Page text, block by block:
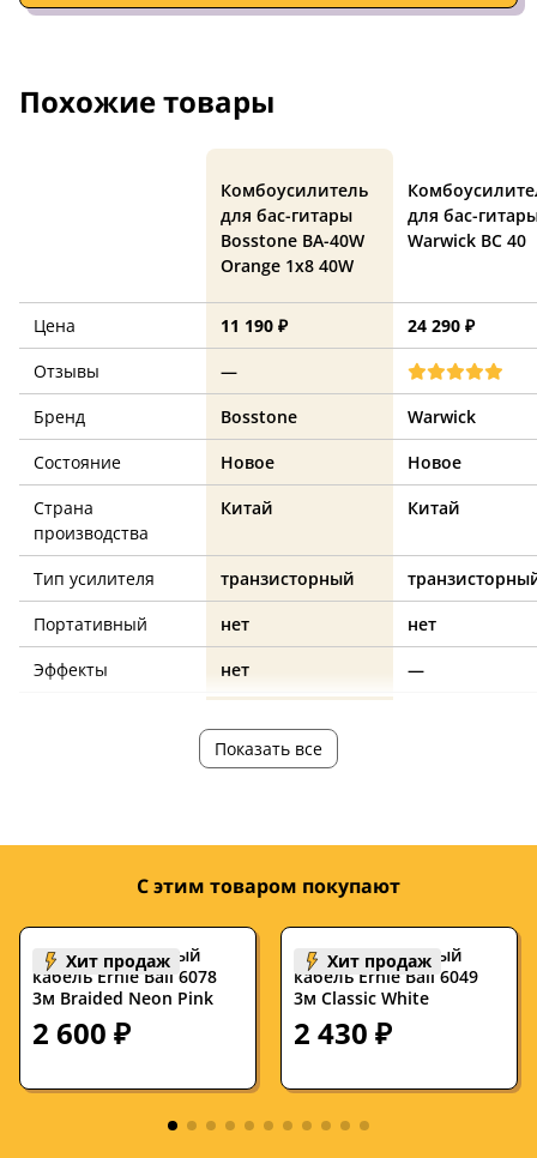
Похожие товары
Комбоусилитель
для бас-гитары
Bosstone BA-40W
Orange 1х8 40W
для бас-
Warwick BC 40
Цена 11 190 ₽
24 290 ₽
Отзывы
—
Бренд
Bosstone
Warwick
Состояние
Новое
Новое
Страна
производства
Китай Китай
Тип усилителя транзисторный
Портативный
нет
нет
Эффекты
нет
—
Диаметр
динамиков,
дюймов
8 2, 10
Цвет корпуса оранжевый
интерфейсы
3.5
Показать все
С этим товаром покупают
Хит продаж
Инструментальный
кабель Ernie Ball 6078
3м Braided Neon Pink
2 600 ₽
Хит продаж
Инструментальный
кабель Ernie Ball 6049
3м Classic White
2 430 ₽